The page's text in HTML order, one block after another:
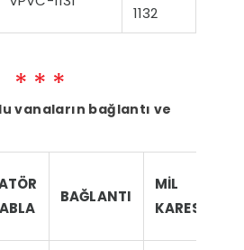
1132
vanaların bağlantı ve
BAĞLANTI
MİL
KARESİ